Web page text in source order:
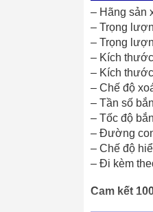
– Hãng sản
– Trọng
– Trọng
– Kích
– Kích
– Chế độ
– Tần số
– Tốc độ
– Đường
– Chế độ
– Đi kèm
Cam kết